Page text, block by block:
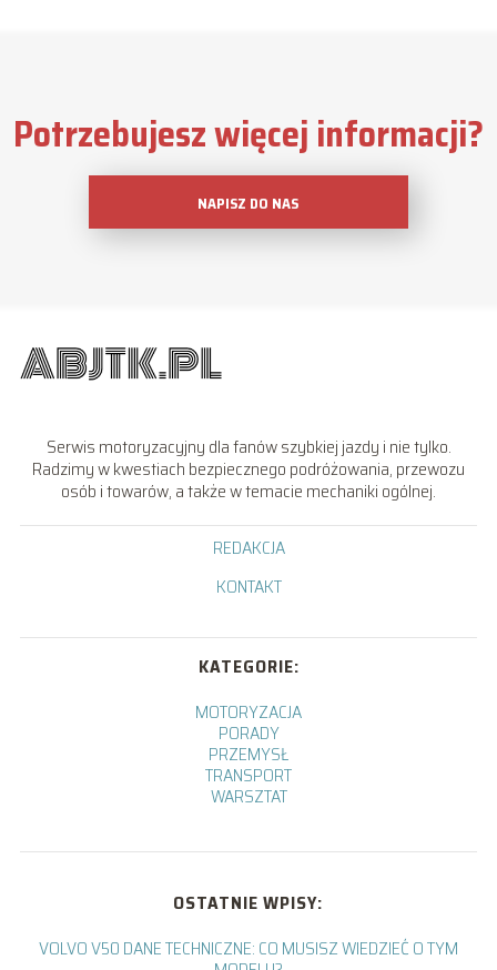
Potrzebujesz więcej informacji?
NAPISZ DO NAS
Serwis motoryzacyjny dla fanów szybkiej jazdy i nie tylko.
Radzimy w kwestiach bezpiecznego podróżowania, przewozu
osób i towarów, a także w temacie mechaniki ogólnej.
REDAKCJA
KONTAKT
KATEGORIE:
MOTORYZACJA
PORADY
PRZEMYSŁ
TRANSPORT
WARSZTAT
OSTATNIE WPISY:
VOLVO V50 DANE TECHNICZNE: CO MUSISZ WIEDZIEĆ O TYM